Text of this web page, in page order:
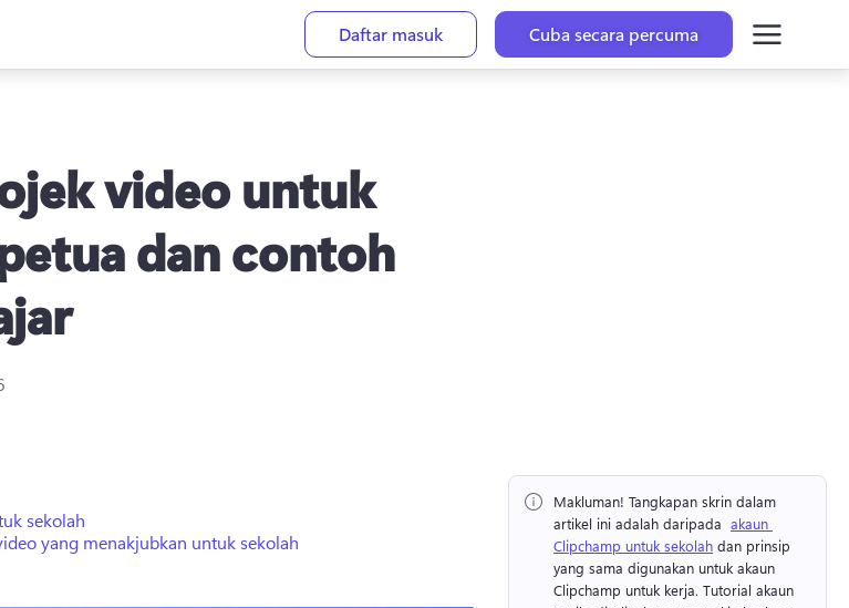
Daftar masuk Cuba secara percuma
video untuk
dan contoh
sekolah
yang menakjubkan untuk sekolah
Makluman! Tangkapan skrin dalam
artikel ini adalah daripada ⁠ akaun
Clipchamp untuk sekolah ⁠ dan prinsip
yang sama digunakan untuk akaun
Clipchamp untuk kerja. Tutorial akaun